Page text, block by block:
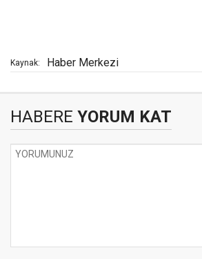
Kaynak: Haber Merkezi
HABERE YORUM KAT